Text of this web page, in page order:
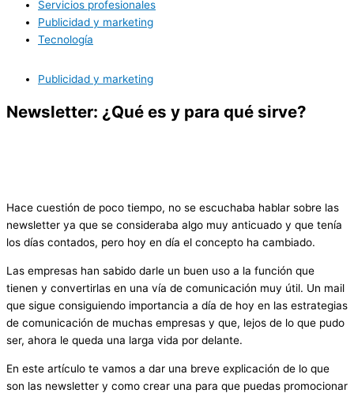
Servicios profesionales
Publicidad y marketing
Tecnología
Publicidad y marketing
Newsletter: ¿Qué es y para qué sirve?
Hace cuestión de poco tiempo, no se escuchaba hablar sobre las
newsletter ya que se consideraba algo muy anticuado y que tenía
los días contados, pero hoy en día el concepto ha cambiado.
Las empresas han sabido darle un buen uso a la función que
tienen y convertirlas en una vía de comunicación muy útil. Un mail
que sigue consiguiendo importancia a día de hoy en las estrategias
de comunicación de muchas empresas y que, lejos de lo que pudo
ser, ahora le queda una larga vida por delante.
En este artículo te vamos a dar una breve explicación de lo que
son las newsletter y como crear una para que puedas promocionar